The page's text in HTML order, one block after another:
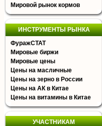
Мировой рынок кормов
ИНСТРУМЕНТЫ РЫНКА
ФуражСТАТ
Мировые биржи
Мировые цены
Цены на масличные
Цены на зерно в России
Цены на АК в Китае
Цены на витамины в Китае
УЧАСТНИКАМ